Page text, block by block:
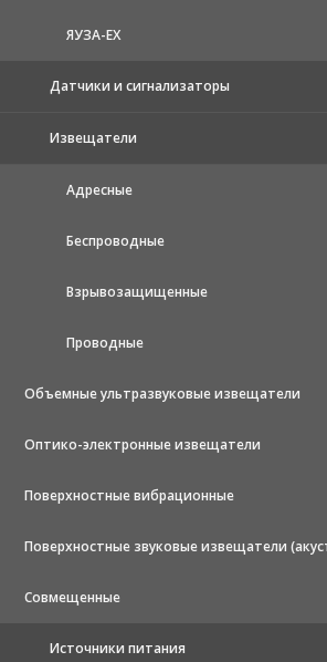
ЯУЗА-ЕХ
Датчики и сигнализаторы
Извещатели
Адресные
Беспроводные
Взрывозащищенные
Проводные
Объемные ультразвуковые извещатели
Оптико-электронные извещатели
Поверхностные вибрационные
Поверхностные звуковые извещатели
Совмещенные
Источники питания